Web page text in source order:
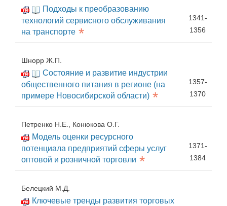
Подходы к преобразованию
технологий сервисного обслуживания
на транспорте *
1341-
1356
Шнорр Ж.П.
Состояние и развитие индустрии
общественного питания в регионе (на
примере Новосибирской области) *
1357-
1370
Петренко Н.Е., Конюкова О.Г.
Модель оценки ресурсного
потенциала предприятий сферы услуг
оптовой и розничной торговли *
1371-
1384
Белецкий М.Д.
Ключевые тренды развития торговых